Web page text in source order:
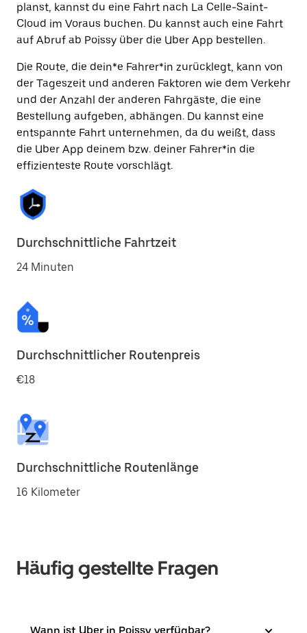
planst, kannst du eine Fahrt nach La Celle-Saint-
Cloud im Voraus buchen. Du kannst auch eine Fahrt
auf Abruf ab Poissy über die Uber App bestellen.
Die Route, die dein*e Fahrer*in zurücklegt, kann von
der Tageszeit und anderen Faktoren wie dem Verkehr
und der Anzahl der anderen Fahrgäste, die eine
Bestellung aufgeben, abhängen. Du kannst eine
entspannte Fahrt unternehmen, da du weißt, dass
die Uber App deinem bzw. deiner Fahrer*in die
effizienteste Route vorschlägt.
Durchschnittliche Fahrtzeit
24 Minuten
Durchschnittlicher Routenpreis
€18
Durchschnittliche Routenlänge
16 Kilometer
Häufig gestellte Fragen